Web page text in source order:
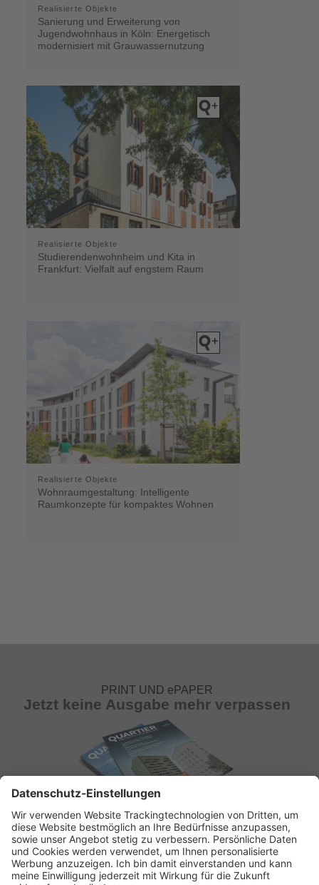
Realisierte Objekte
Sanierung und Erweiterung von
Jugendwohnhaus in Köln: Energetisch
modernisiert mit Grauwassernutzung
Realisierte Objekte
Studierendenwohnheim und Kita in
Frankfurt: Vielfalt auf engstem Raum
Realisierte Objekte
Wohnraumgestaltung: Intelligente
Raumkonzepte für kompaktes Wohnen
PRINT UND ePAPER
Jetzt keine Ausgabe mehr verpassen
ABONNEMENT ANFORDERN
Kostenloses Probeheft anfordern